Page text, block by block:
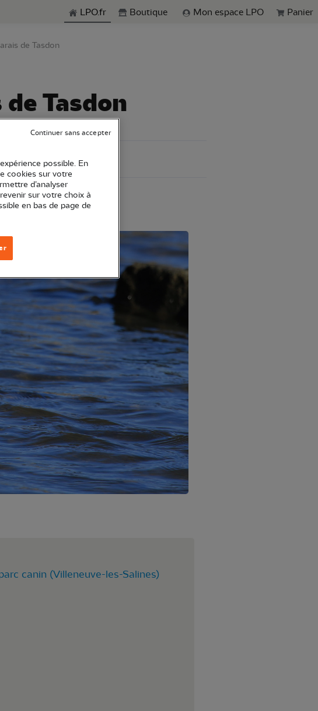
Aller à la rechercheLPO.fr Boutique Mon espace LPO Panier
de Tasdon
Tasdon
canin (Villeneuve-les-Salines)
possible. En
cookies sur votre
d’analyser
sur votre choix à
en bas de page de
Continuer sans accepter